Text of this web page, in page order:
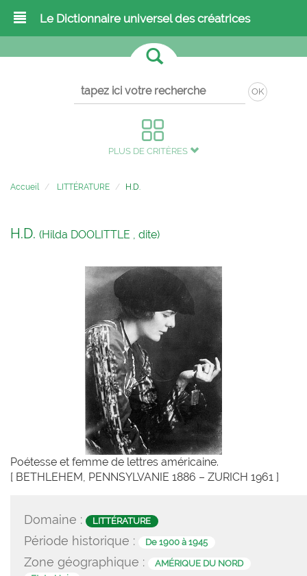
Le Dictionnaire universel des créatrices
OK
PLUS DE CRITÈRES
Accueil LITTÉRATURE H.D.
H.D. (Hilda DOOLITTLE , dite)
Poétesse et femme de lettres américaine.
[ BETHLEHEM, PENNSYLVANIE 1886 – ZURICH 1961 ]
Domaine : LITTÉRATURE
Période historique : De 1900 à 1945
Zone géographique :
AMÉRIQUE DU NORD